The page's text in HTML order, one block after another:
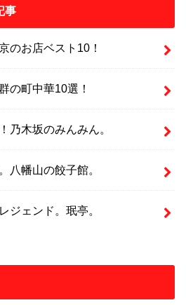
事
のお店ベスト10！
の町中華10選！
乃木坂のみんみん。
八幡山の餃子館。
ジェンド。珉亭。